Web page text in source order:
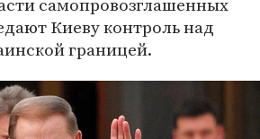
Киеву контроль над
границей.